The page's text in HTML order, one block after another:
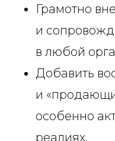
Грамотно
и
в любой
Добавить
и
особенно
реалиях.